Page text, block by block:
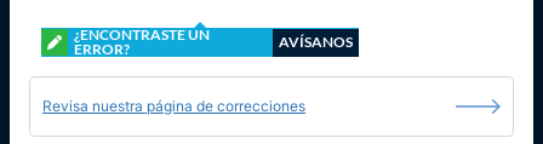
¿ENCONTRASTE UN
ERROR?
AVÍSANOS
Revisa nuestra página de correcciones